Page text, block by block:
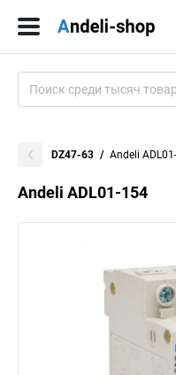
DZ47-63 Andeli
Andeli ADL01-154